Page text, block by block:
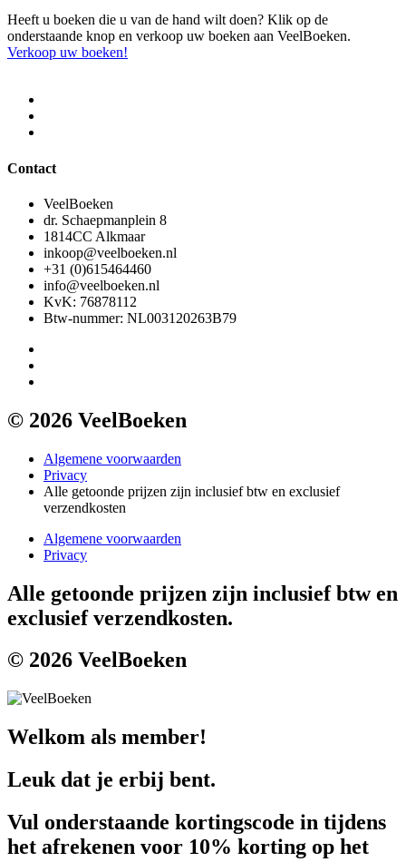
Heeft u boeken die u van de hand wilt doen? Klik op de
onderstaande knop en verkoop uw boeken aan VeelBoeken.
Verkoop uw boeken!
Contact
VeelBoeken
dr. Schaepmanplein 8
1814CC Alkmaar
inkoop@veelboeken.nl
+31 (0)615464460
info@veelboeken.nl
KvK: 76878112
Btw-nummer: NL003120263B79
© 2026 VeelBoeken
Algemene voorwaarden
Privacy
Alle getoonde prijzen zijn inclusief btw en exclusief
verzendkosten
Algemene voorwaarden
Privacy
Alle getoonde prijzen zijn inclusief btw en
exclusief verzendkosten.
© 2026 VeelBoeken
Welkom als member!
Leuk dat je erbij bent.
Vul onderstaande kortingscode in tijdens
het afrekenen voor 10% korting op het